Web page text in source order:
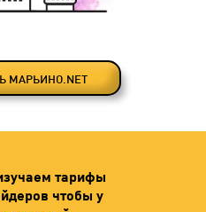
МАРЬИНО.NET
тарифы
чтобы у